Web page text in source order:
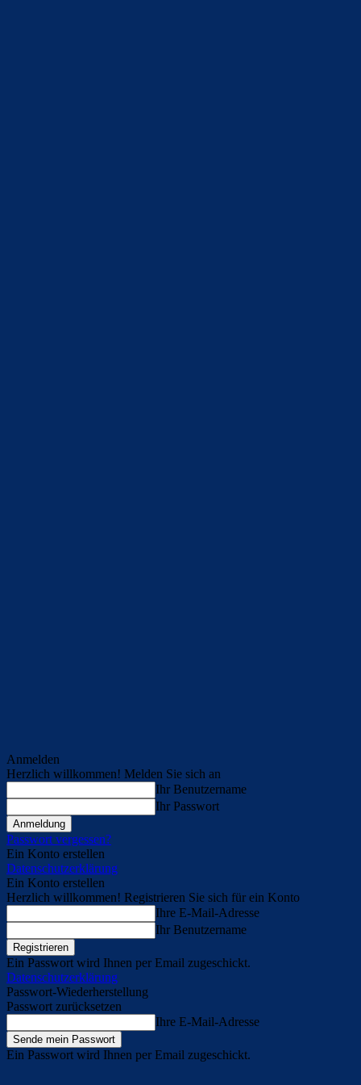
Anmelden
Herzlich willkommen! Melden Sie sich an
Ihr Benutzername
Ihr Passwort
Passwort vergessen?
Ein Konto erstellen
Datenschutzerklärung
Ein Konto erstellen
Herzlich willkommen! Registrieren Sie sich für ein Konto
Ihre E-Mail-Adresse
Ihr Benutzername
Ein Passwort wird Ihnen per Email zugeschickt.
Datenschutzerklärung
Passwort-Wiederherstellung
Passwort zurücksetzen
Ihre E-Mail-Adresse
Ein Passwort wird Ihnen per Email zugeschickt.